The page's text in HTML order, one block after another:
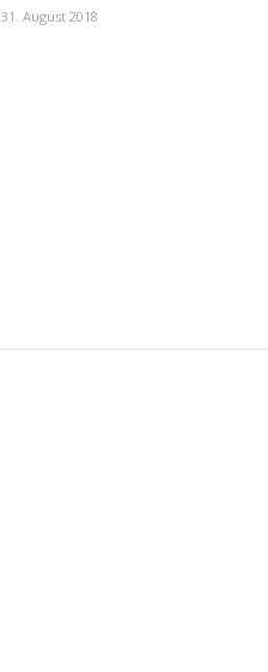
31. August 2018